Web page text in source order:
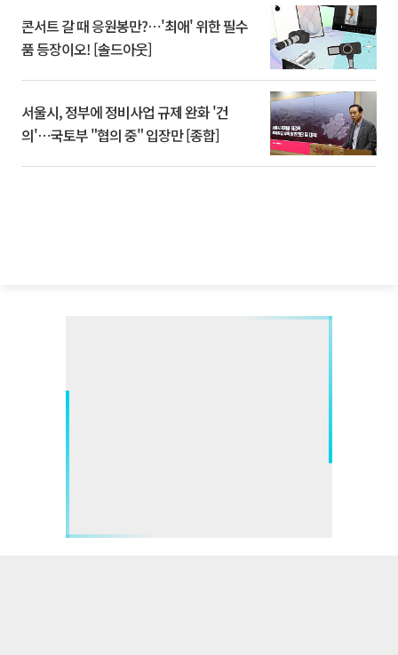
콘서트 갈 때 응원봉만?⋯'최애' 위한 필수
품 등장이오! [솔드아웃]
서울시, 정부에 정비사업 규제 완화 '건
의'⋯국토부 "협의 중" 입장만 [종합]